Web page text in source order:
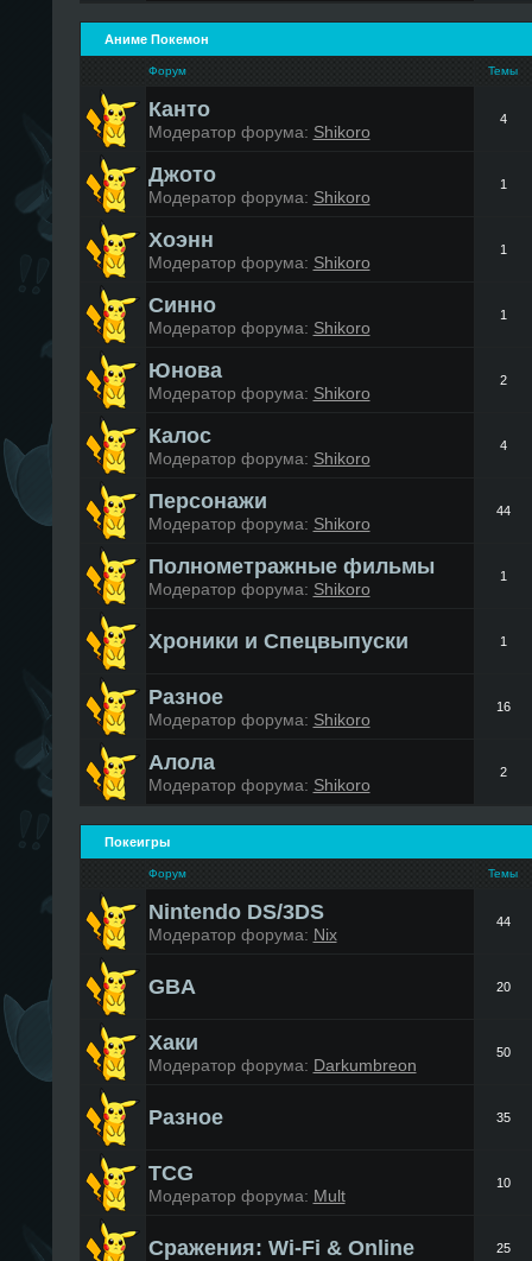
Аниме Покемон
Форум Темы
Канто
Модератор форума: Shikoro
4
Джото
Модератор форума: Shikoro
1
Хоэнн
Модератор форума: Shikoro
1
Синно
Модератор форума: Shikoro
1
Юнова
Модератор форума: Shikoro
2
Калос
Модератор форума: Shikoro
4
Персонажи
Модератор форума: Shikoro
44
Полнометражные фильмы
Модератор форума: Shikoro
1
Хроники и Спецвыпуски 1
Разное
Модератор форума: Shikoro
16
Алола
Модератор форума: Shikoro
2
Покеигры
Форум Темы
Nintendo DS/3DS
Модератор форума: Nix
44
GBA 20
Хаки
Модератор форума: Darkumbreon
50
Разное 35
TCG
Модератор форума: Mult
10
Сражения: Wi-Fi & Online 25